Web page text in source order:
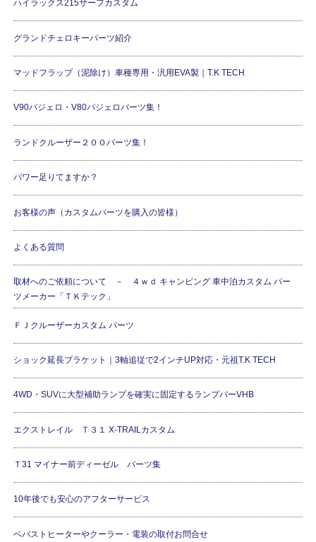
ハイラックス215サーフカスタム
グランドチェロキーパーツ紹介
マッドフラップ（泥除け）車種専用・汎用EVA製｜T.K TECH
V90パジェロ・V80パジェロパーツ集！
ランドクルーザー２００パーツ集！
パワー足りてますか？
お客様の声（カスタムパーツを購入の皆様）
よくある質問
取材へのご依頼について － ４ｗｄ キャンピング 車中泊カスタム パー
ツメーカー「ＴＫテック」
ＦＪクルーザーカスタム パーツ
ショック延長ブラケット｜3軸追従で2インチUP対応・元祖T.K TECH
4WD・SUVに大型補助ランプを確実に固定するランプバーVHB
エクストレイル Ｔ３１ X-TRAILカスタム
Ｔ31 マイナー前ディーゼル パーツ集
10年後でも安心のアフターサービス
ベバストヒーターやクーラー・電装の取付お問合せ